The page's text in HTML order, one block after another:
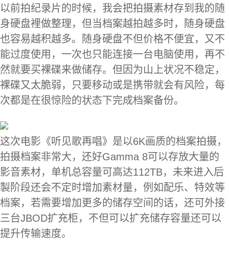
以前拍纪录片的时候，我会把拍摄素材存到我的随
身硬盘裡做整理，但当档案越拍越多时，随身硬盘
也容易越积越多。随身硬盘不但价格不便宜，又不
能过度使用，一次也只能连接一台电脑使用，再不
然就要买裸碟来做储存。但因为山上状况不稳定，
裸碟又太脆弱，只要移动或是携带就会有风险，每
次都是在很惊险的状态下完成档案备份。
这次电影《听见歌再唱》是以6K画质的档案拍摄，
拍摄档案非常大，还好Gamma 8可以存放大量的
影音素材，单机总容量可高达112TB，未来进入后
製阶段还会不定时增加素材量，例如配乐、特效等
档案，若需要增加更多的储存空间的话，还可外接
三台JBOD扩充柜，不但可以扩充储存容量还可以
提升传输速度。